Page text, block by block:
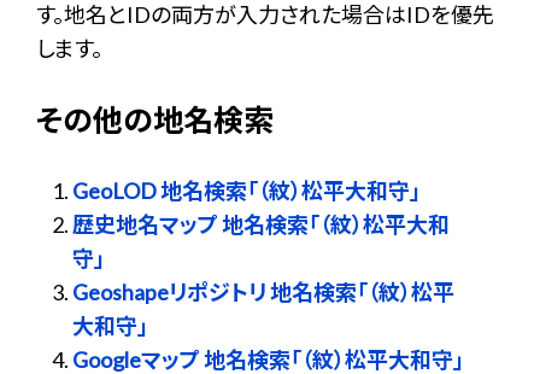
す。地名とIDの両方が入力された場合はIDを優先
します。
その他の地名検索
GeoLOD 地名検索「（紋）松平大和守」
歴史地名マップ 地名検索「（紋）松平大和
守」
Geoshapeリポジトリ 地名検索「（紋）松平
大和守」
Googleマップ 地名検索「（紋）松平大和守」